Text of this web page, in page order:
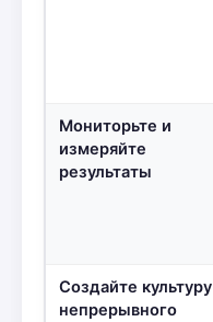
Мониторьте и
измеряйте
результаты
Создайте культуру
непрерывного